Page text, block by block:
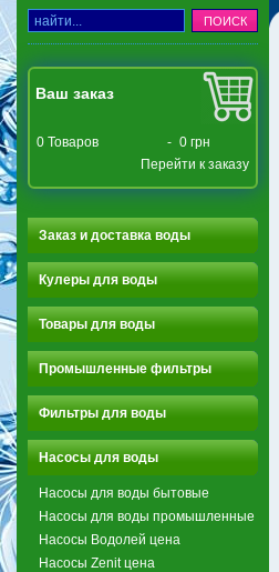
Ваш заказ
0 Товаров - 0 грн
Перейти к заказу
Заказ и доставка воды
Кулеры для воды
Товары для воды
Промышленные фильтры
Фильтры для воды
Насосы для воды
Насосы для воды бытовые
Насосы для воды промышленные
Насосы Водолей цена
Насосы Zenit цена